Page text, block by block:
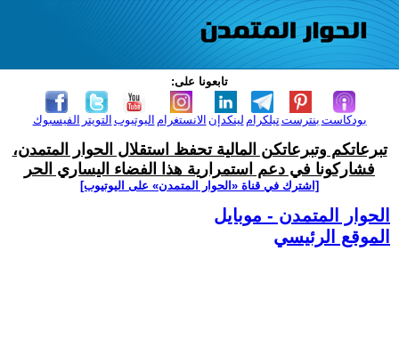
تابعونا على:
الفيسبوك التويتر اليوتيوب الانستغرام لينكدإن تيلكرامبنترست بودكاست
تبرعاتكم وتبرعاتكن المالية تحفظ استقلال الحوار المتمدن،
فشاركونا في دعم استمرارية هذا الفضاء اليساري الحر
[اشترك في قناة ‫«الحوار المتمدن» على اليوتيوب]
الحوار المتمدن - موبايل
الموقع الرئيسي